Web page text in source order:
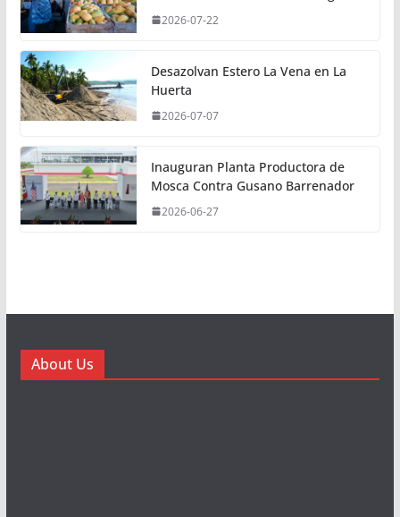
2026-07-22
Desazolvan Estero La Vena en La
Huerta
2026-07-07
Inauguran Planta Productora de
Mosca Contra Gusano Barrenador
2026-06-27
About Us